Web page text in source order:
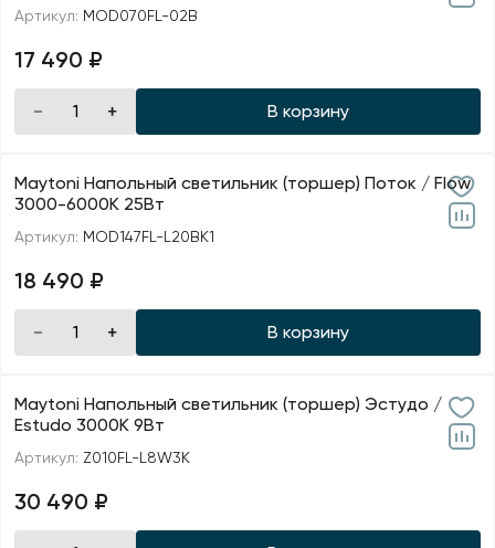
Артикул: MOD070FL-02B
17 490 ₽
В корзину
Maytoni Напольный светильник (торшер) Поток / Flow
3000-6000К 25Вт
Артикул: MOD147FL-L20BK1
18 490 ₽
В корзину
Maytoni Напольный светильник (торшер) Эстудо /
Estudo 3000К 9Вт
Артикул: Z010FL-L8W3K
30 490 ₽